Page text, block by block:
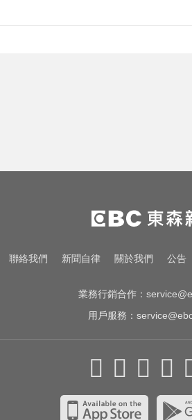
暫停配送服務
愛玩車／奧迪最省電新作
秋季登場
漢光首日共機大舉逼近！
聯絡我們 新聞自律 關於我們 公告
業務行銷合作：
用戶服務：